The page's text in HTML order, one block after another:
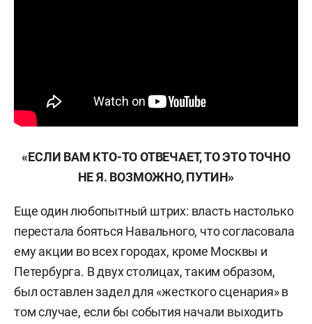
«ЕСЛИ ВАМ КТО-ТО ОТВЕЧАЕТ, ТО ЭТО ТОЧНО
НЕ Я. ВОЗМОЖНО, ПУТИН»
Еще один любопытный штрих: власть настолько
перестала бояться Навального, что согласовала
ему акции во всех городах, кроме Москвы и
Петербурга. В двух столицах, таким образом,
был оставлен задел для «жесткого сценария» в
том случае, если бы события начали выходить